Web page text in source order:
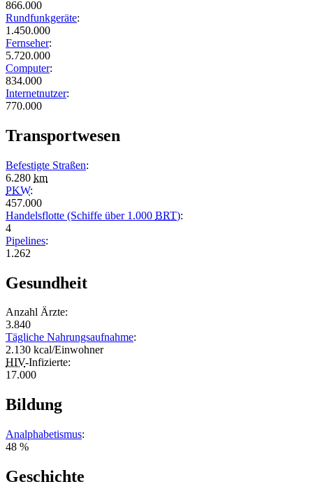
866.000
Rundfunkgeräte:
1.450.000
Fernseher:
5.720.000
Computer:
834.000
Internetnutzer:
770.000
Transportwesen
Befestigte Straßen:
6.280 km
PKW:
457.000
Handelsflotte (Schiffe über 1.000 BRT):
4
Pipelines:
1.262
Gesundheit
Anzahl Ärzte:
3.840
Tägliche Nahrungsaufnahme:
2.130 kcal/Einwohner
HIV-Infizierte:
17.000
Bildung
Analphabetismus:
48 %
Geschichte